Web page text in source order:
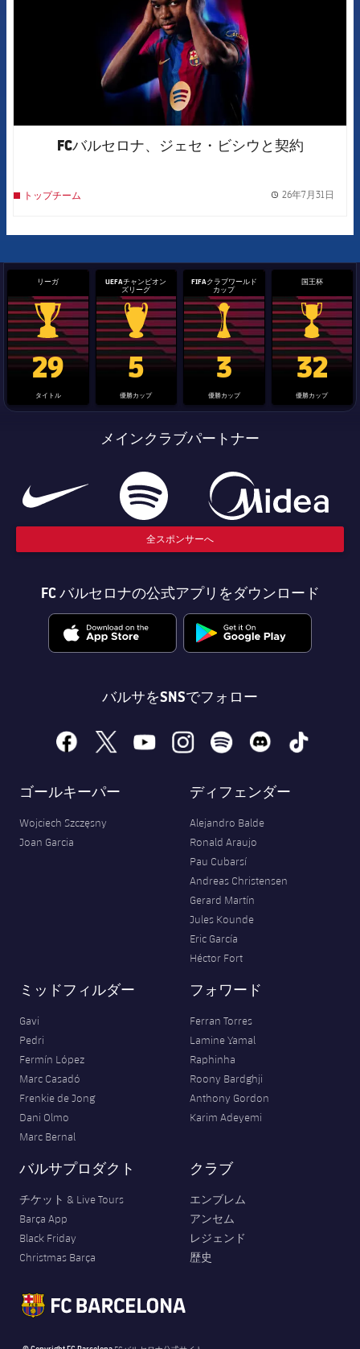
FCバルセロナ、ジェセ・ビシウと契約
トップチーム 26年7月31日
リーガ
La Liga trophy
29
タイトル
UEFAチャンピオン
ズリーグ
Champions League trophy
5
優勝カップ
FIFAクラブワールド
カップ
label.aria.clubworldcup
3
優勝カップ
国王杯
国王杯
32
優勝カップ
メインクラブパートナー
全スポンサーへ
FC バルセロナの公式アプリをダウンロード
バルサをSNSでフォロー
facebook
x youtubeinstagramspotify discord tiktok
ゴールキーパー
Wojciech Szczęsny
Joan Garcia
ディフェンダー
Alejandro Balde
Ronald Araujo
Pau Cubarsí
Andreas Christensen
Gerard Martín
Jules Kounde
Eric García
Héctor Fort
ミッドフィルダー
Gavi
Pedri
Fermín López
Marc Casadó
Frenkie de Jong
Dani Olmo
Marc Bernal
フォワード
Ferran Torres
Lamine Yamal
Raphinha
Roony Bardghji
Anthony Gordon
Karim Adeyemi
バルサプロダクト
チケット & Live Tours
Barça App
Black Friday
Christmas Barça
クラブ
エンブレム
アンセム
レジェンド
歴史